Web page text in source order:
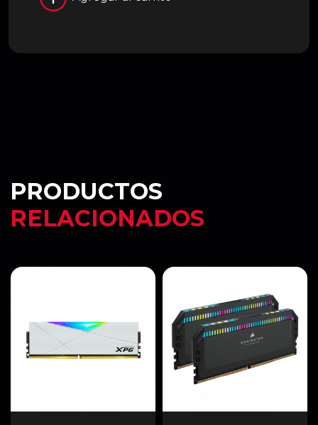
PRODUCTOS
RELACIONADOS